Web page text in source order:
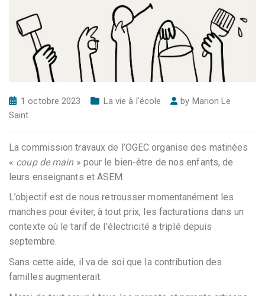
1 octobre 2023 La vie à l'école by Marion Le
Saint
La commission travaux de l’OGEC organise des matinées
« coup de main » pour le bien-être de nos enfants, de
leurs enseignants et ASEM.
L’objectif est de nous retrousser momentanément les
manches pour éviter, à tout prix, les facturations dans un
contexte où le tarif de l’électricité a triplé depuis
septembre.
Sans cette aide, il va de soi que la contribution des
familles augmenterait.